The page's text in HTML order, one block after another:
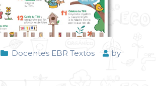
Docentes EBR Textos
by